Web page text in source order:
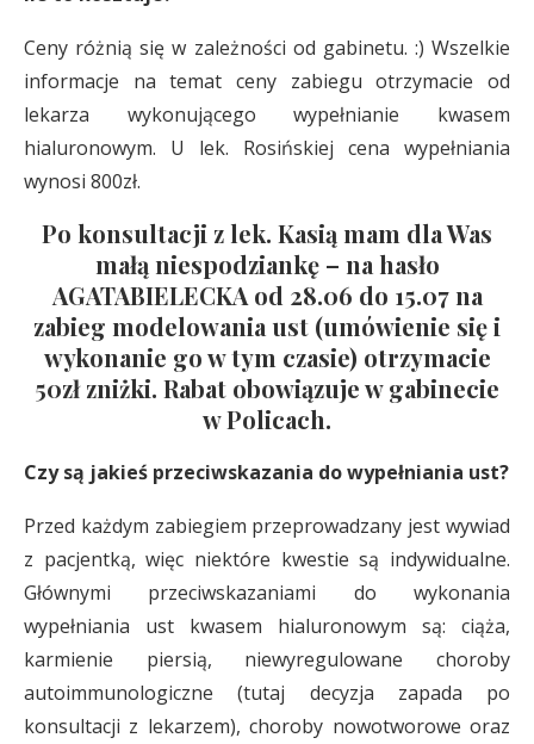
Ceny różnią się w zależności od gabinetu. :) Wszelkie
informacje na temat ceny zabiegu otrzymacie od
lekarza wykonującego wypełnianie kwasem
hialuronowym. U lek. Rosińskiej cena wypełniania
wynosi 800zł.
Po konsultacji z lek. Kasią mam dla Was
małą niespodziankę – na hasło
AGATABIELECKA od 28.06 do 15.07 na
zabieg modelowania ust (umówienie się i
wykonanie go w tym czasie) otrzymacie
50zł zniżki. Rabat obowiązuje w gabinecie
w Policach.
Czy są jakieś przeciwskazania do wypełniania ust?
Przed każdym zabiegiem przeprowadzany jest wywiad
z pacjentką, więc niektóre kwestie są indywidualne.
Głównymi przeciwskazaniami do wykonania
wypełniania ust kwasem hialuronowym są: ciąża,
karmienie piersią, niewyregulowane choroby
autoimmunologiczne (tutaj decyzja zapada po
konsultacji z lekarzem), choroby nowotworowe oraz